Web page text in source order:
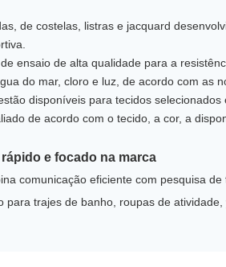
de costelas, listras e jacquard
ensaio de alta qualidade para a
do mar, cloro e luz, de acordo com as
disponíveis para tecidos
de acordo com o tecido, a cor, a
e focado na marca
comunicação eficiente com pesquisa
para trajes de banho, roupas de